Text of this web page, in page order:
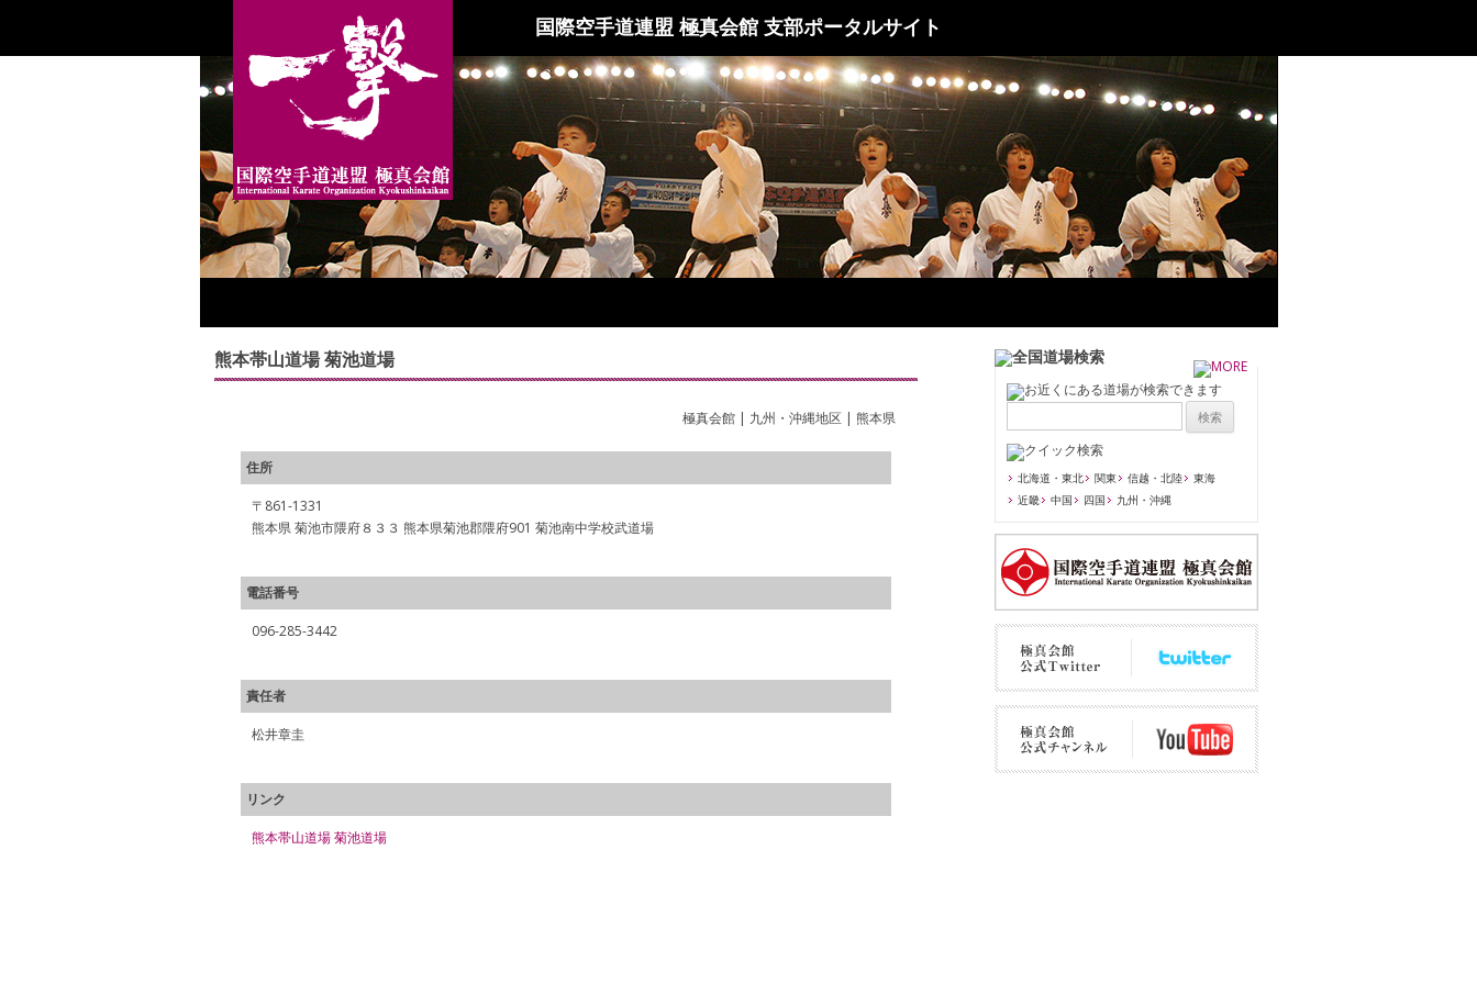
国際空手道連盟 極真会館 支部ポータルサイト
熊本帯山道場 菊池道場
極真会館 | 九州・沖縄地区 | 熊本県
住所
〒861-1331
熊本県 菊池市隈府８３３ 熊本県菊池郡隈府901 菊池南中学校武道場
電話番号
096-285-3442
責任者
松井章圭
リンク
熊本帯山道場 菊池道場
北海道・東北 関東 信越・北陸
東海
近畿
中国 四国 九州・沖縄